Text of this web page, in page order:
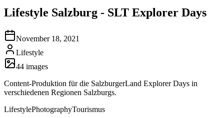
Lifestyle Salzburg - SLT Explorer Days
November 18, 2021
Lifestyle
44 images
Content-Produktion für die SalzburgerLand Explorer Days in
verschiedenen Regionen Salzburgs.
LifestylePhotographyTourismus